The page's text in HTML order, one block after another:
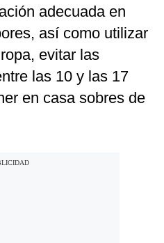
adecuada en
así como utilizar
evitar las
las 10 y las 17
en casa sobres de